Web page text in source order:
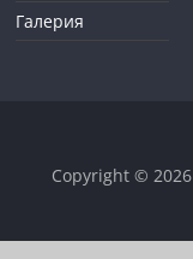
Галерия
Copyright © 2026